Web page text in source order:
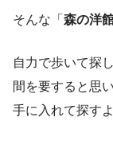
そんな「 森の洋
自力で歩いて探
間を要すると思
手に入れて探す